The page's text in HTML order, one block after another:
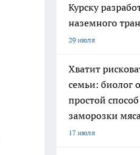
Курску
наземного
29 июля
Хватит
семьи: биолог
простой
заморозки
17 июля